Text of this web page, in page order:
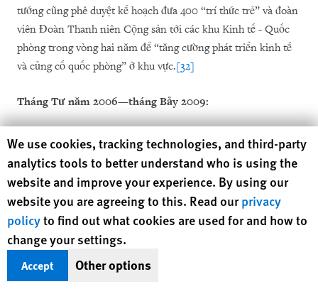
tướng cũng phê duyệt kế hoạch đưa 400 “trí thức trẻ” và đoàn
viên Đoàn Thanh niên Cộng sản tới các khu Kinh tế - Quốc
phòng trong vòng hai năm để “tăng cường phát triển kinh tế
và củng cố quốc phòng” ở khu vực.[32]
Tháng Tư năm 2006—tháng Bảy 2009:
Lực lượng an ninh PA43 và công an tỉnh triển khai chuyên án
“1,200 ngày” với trọng tâm truy bắt “các đối tượng FULRO
phản động” và “Tin Lành Dega” ở huyện Chư Sê, tỉnh Gia Lai.
Giữa năm 2006:
Chính quyền bắt đầu triển khai kế hoạch 01 CA-QS phối hợp
giữa công an tỉnh, huyện và Binh đoàn 15 nhằm đảm bảo ổn
Human Rights Watch cookie preferences
We use cookies, tracking technologies, and third-party
analytics tools to better understand who is using the
website and improve your experience. By using our
website you are agreeing to this. Read ourprivacy
policyto find out what cookies are used for and how to
change your settings.
Accept Other options